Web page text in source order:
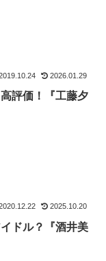
2026.01.29
評価！『工藤夕
2025.10.20
ドル？『酒井美